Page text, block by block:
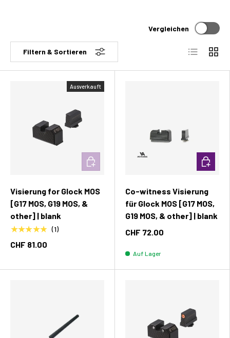
Filtern & Sortieren
Vergleichen
Liste
Ausverkauft
Visierung for Glock MOS
[G17 MOS, G19 MOS, &
other] | blank
★★★★★ (1)
CHF 81.00
In den Warenkorb
Co-witness Visierung
für Glock MOS [G17 MOS,
G19 MOS, & other] | blank
CHF 72.00
Auf Lager
In den